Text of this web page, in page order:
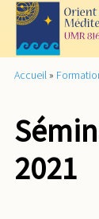
Accueil »
2021